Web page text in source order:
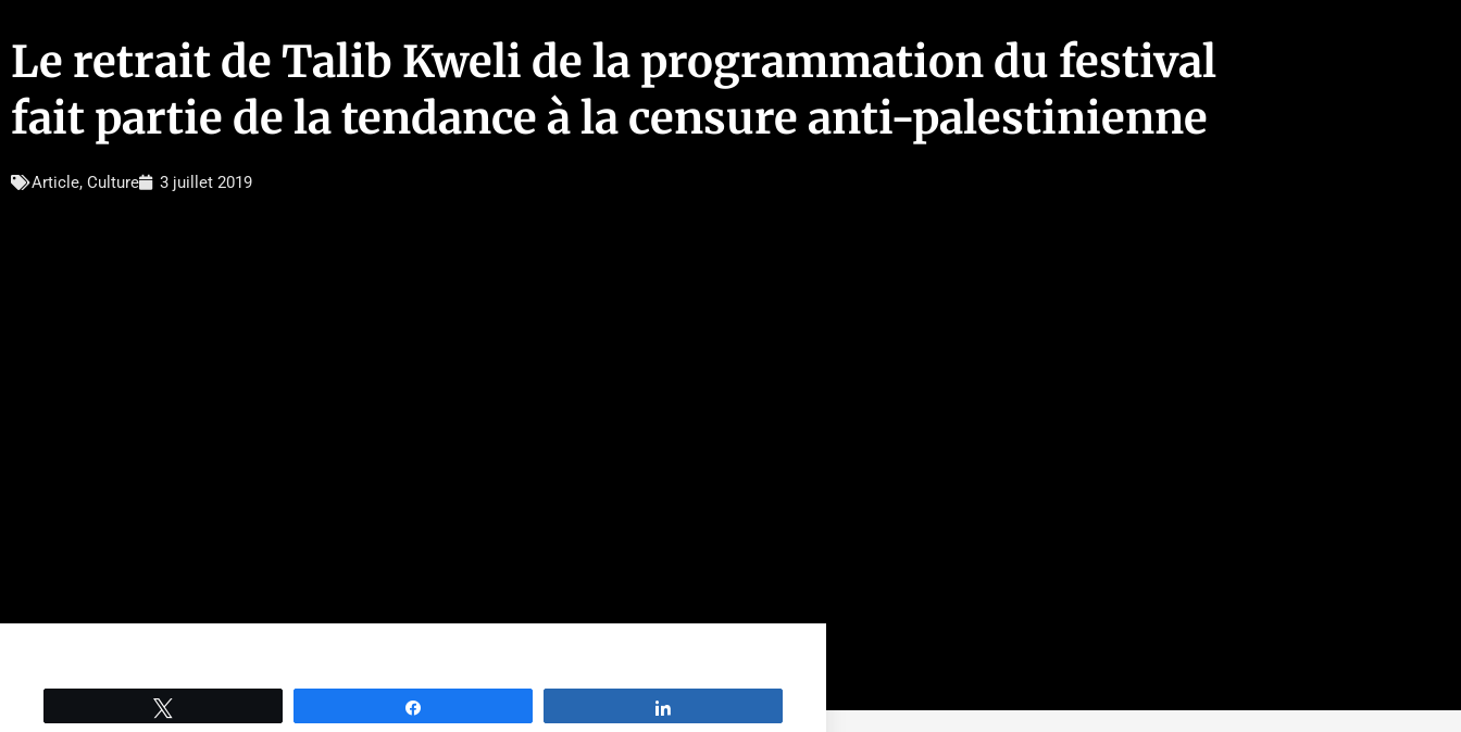
Le retrait de Talib Kweli de la programmation du festival
fait partie de la tendance à la censure anti-palestinienne
Article, Culture 3 juillet 2019